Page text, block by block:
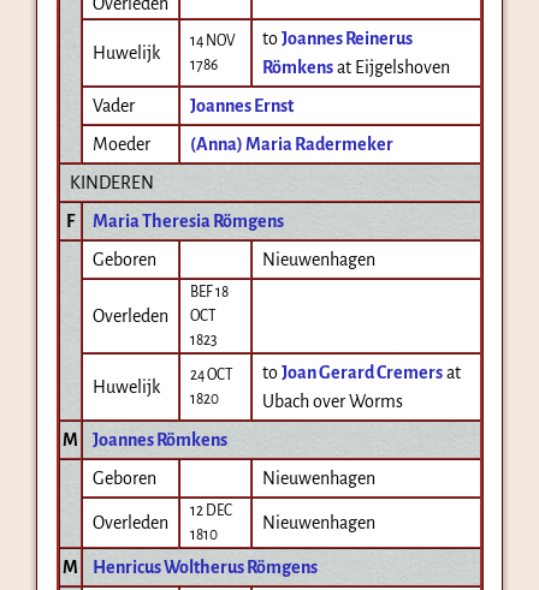
Huwelijk
14 NOV
1786
toJoannes Reinerus
Römkens at Eijgelshoven
Vader
Joannes Ernst
Moeder
(Anna) Maria Radermeker
KINDEREN
F
Maria Theresia Römgens
Geboren
Nieuwenhagen
Overleden
BEF 18
OCT
1823
Huwelijk
24 OCT
1820
toJoan Gerard Cremers at
Ubach over Worms
M
Joannes Römkens
Geboren
Nieuwenhagen
Overleden
12 DEC
1810
Nieuwenhagen
M Henricus Woltherus Römgens